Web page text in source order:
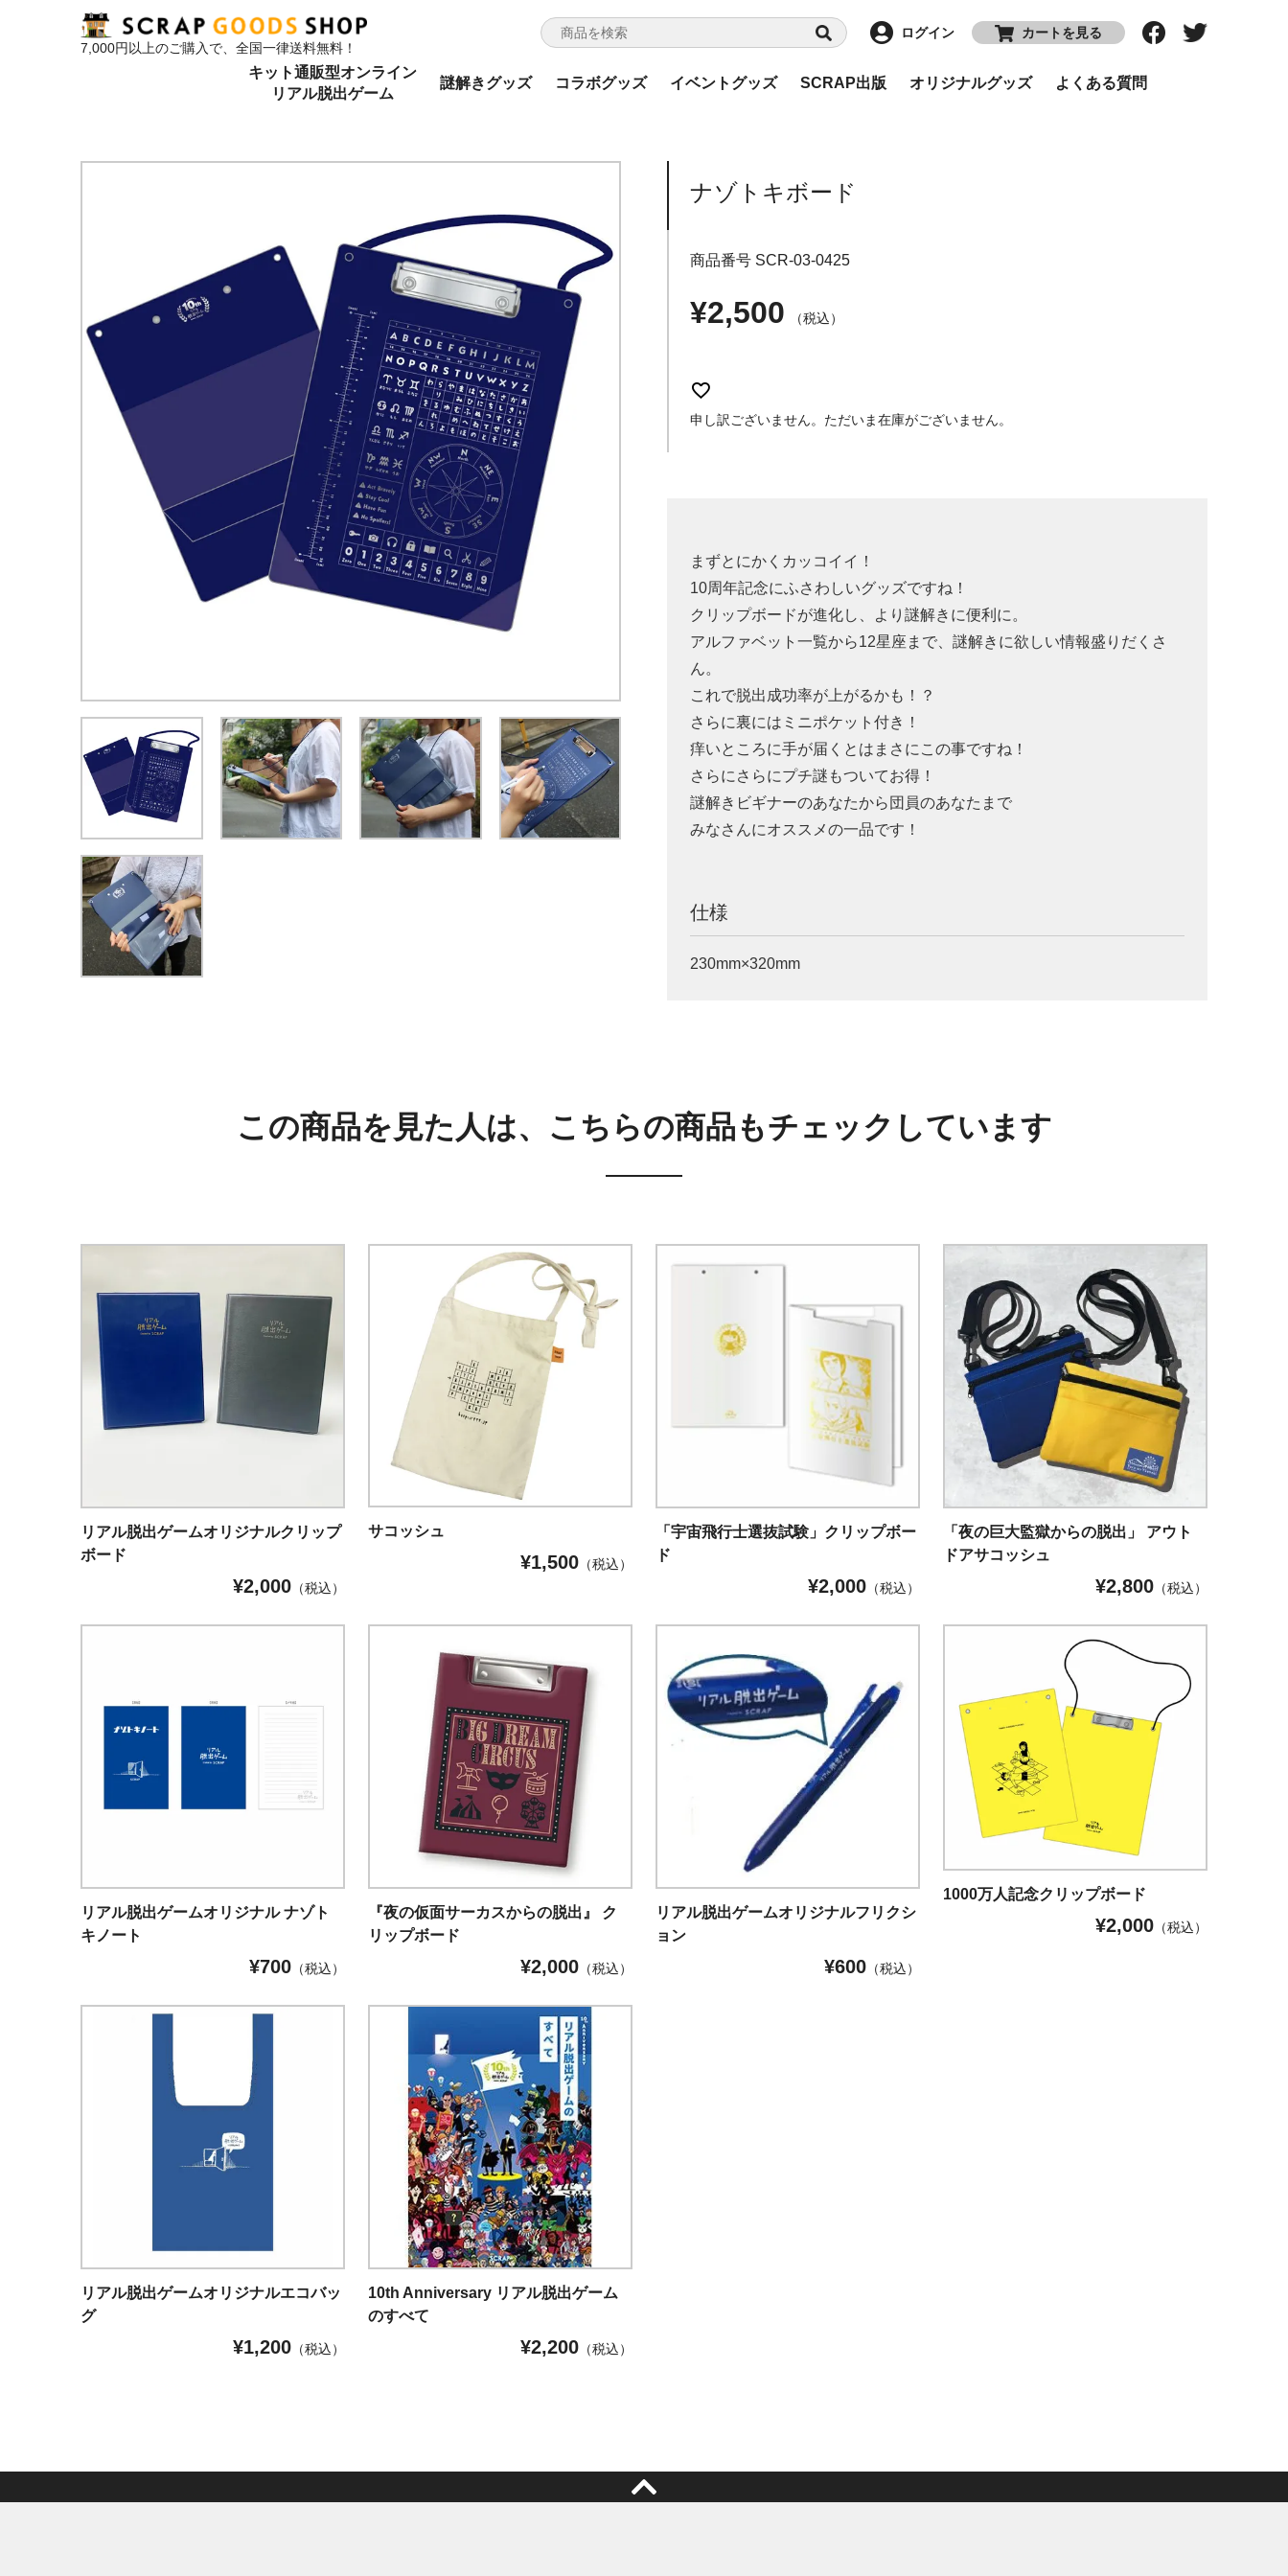
7,000円以上のご購入で、全国一律送料無料！
ログイン カートを見る
キット通販型オンライン
リアル脱出ゲーム
謎解きグッズ コラボグッズ イベントグッズ SCRAP出版 オリジナルグッズ よくある質問
ナゾトキボード
商品番号 SCR-03-0425
¥2,500 税込
申し訳ございません。ただいま在庫がございません。
まずとにかくカッコイイ！
10周年記念にふさわしいグッズですね！
クリップボードが進化し、より謎解きに便利に。
アルファベット一覧から12星座まで、謎解きに欲しい情報盛りだくさ
ん。
これで脱出成功率が上がるかも！？
さらに裏にはミニポケット付き！
痒いところに手が届くとはまさにこの事ですね！
さらにさらにプチ謎もついてお得！
謎解きビギナーのあなたから団員のあなたまで
みなさんにオススメの一品です！
仕様
230mm×320mm
この商品を見た人は、こちらの商品もチェックしています
リアル脱出ゲームオリジナルクリップ
ボード
¥2,000（税込）
サコッシュ
¥1,500（税込）
「宇宙飛行士選抜試験」クリップボー
ド
¥2,000（税込）
「夜の巨大監獄からの脱出」 アウト
ドアサコッシュ
¥2,800（税込）
リアル脱出ゲームオリジナル ナゾト
キノート
¥700（税込）
『夜の仮面サーカスからの脱出』 ク
リップボード
¥2,000（税込）
リアル脱出ゲームオリジナルフリクシ
ョン
¥600（税込）
1000万人記念クリップボード
¥2,000（税込）
リアル脱出ゲームオリジナルエコバッ
グ
¥1,200（税込）
10th Anniversary リアル脱出ゲーム
のすべて
¥2,200（税込）